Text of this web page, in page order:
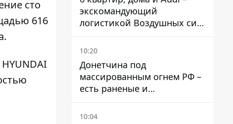
сто
616
экскомандующий
логистикой Воздушных сил
ВСУ получил новое
подозрение
10:20
Донетчина под
массированным огнем РФ –
есть раненые и
масштабные разрушения
10:04